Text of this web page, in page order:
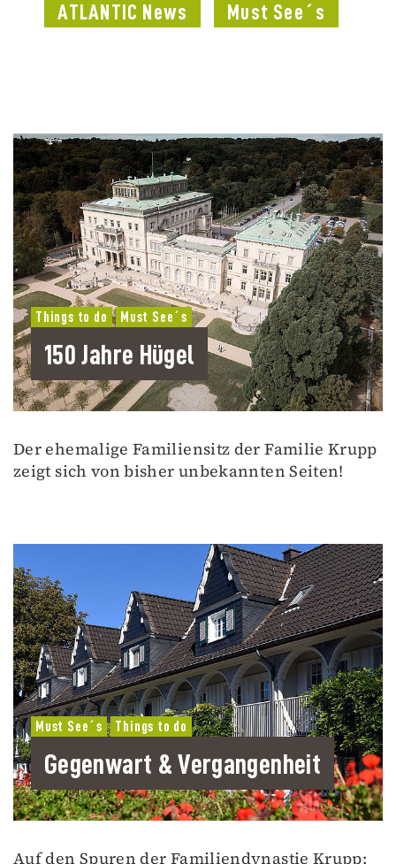
ATLANTIC News
Must See´s
Things to do Must See´s
150 Jahre Hügel
Der ehemalige Familiensitz der Familie Krupp
zeigt sich von bisher unbekannten Seiten!
Must See´s Things to do
Gegenwart & Vergangenheit
Auf den Spuren der Familiendynastie Krupp: